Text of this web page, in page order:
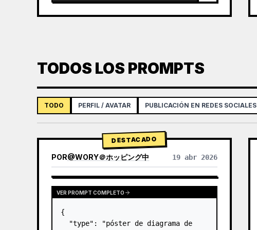
TODOS LOS PROMPTS
TODO PERFIL / AVATAR PUBLICACIÓN EN REDES SOCIALES
DESTACADO
POR@WORY＠ホッピング中 19 abr 2026
VER PROMPT COMPLETO
{
  "type": "póster de diagrama de